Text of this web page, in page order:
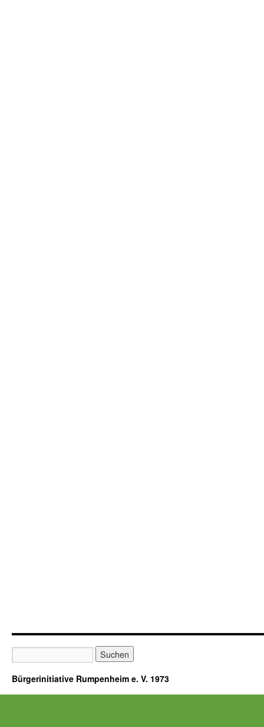
Bürgerinitiative Rumpenheim e. V. 1973